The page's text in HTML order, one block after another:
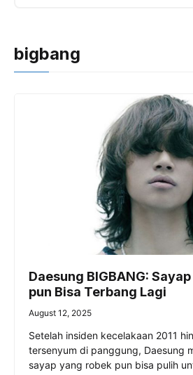
bigbang
Daesung BIGBANG:
pun Bisa Terbang Lagi
August 12, 2025
Setelah insiden kecelakaan 2011
tersenyum di panggung, Daesung
sayap yang robek pun bisa pulih